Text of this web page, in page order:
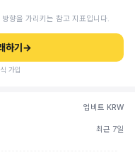
향을 가리키는 참고 지표입니다.
하기 →
가입
업비트 KRW
최근 7일